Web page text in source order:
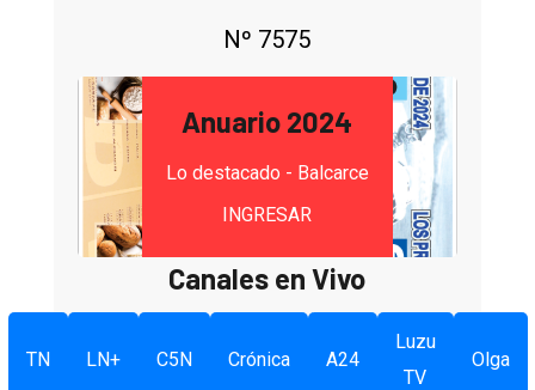
Nº 7575
Anuario 2024
Lo destacado - Balcarce
INGRESAR
Canales en Vivo
TN LN+ C5N Crónica A24
Luzu
TV
Olga